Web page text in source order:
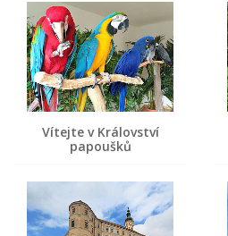
Vítejte v Království
papoušků